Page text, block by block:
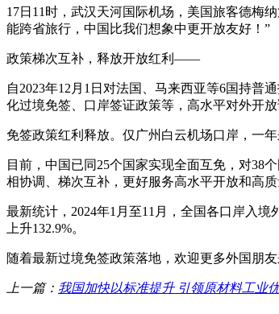
17日11时，武汉天河国际机场，美国旅客德梅
能跨省旅行，中国比我们想象中更开放友好！”
政策梯次互补，释放开放红利——
自2023年12月1日对法国、马来西亚等6国持普
化过境免签、口岸签证政策等，高水平对外开放
免签政策红利释放。仅广州白云机场口岸，一
目前，中国已同25个国家实现全面互免，对38
相协调、梯次互补，更好服务高水平开放和高质
最新统计，2024年1月至11月，全国各口岸入境
上升132.9%。
随着最新过境免签政策落地，欢迎更多外国朋
上一篇： 我国加快以标准提升 引领原材料工业